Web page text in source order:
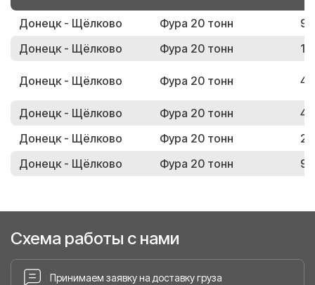
Донецк - Щёлково Фура 20 тонн
Донецк - Щёлково
Фура 20 тонн
Донецк - Щёлково Фура 20 тонн
Донецк - Щёлково Фура 20 тонн
Донецк - Щёлково
Фура 20 тонн
Донецк - Щёлково
Фура 20 тонн
Схема работы с нами
Принимаем заявку на доставку груза